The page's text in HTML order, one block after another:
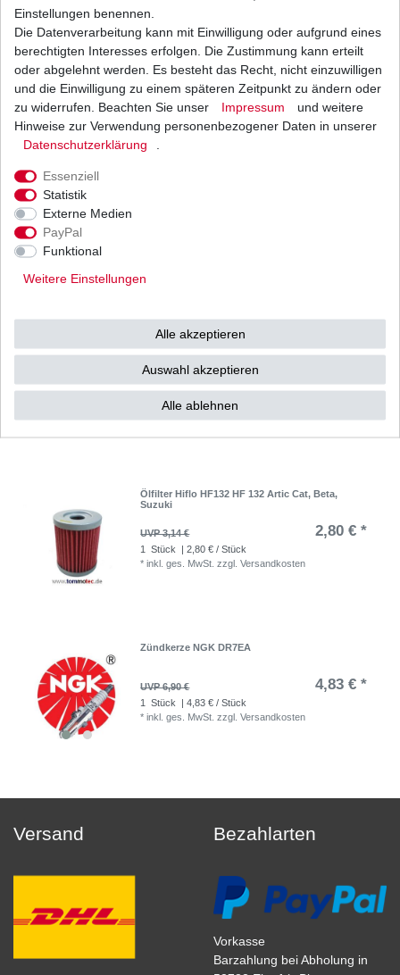
Bremsbeläge EBC für Arctic Cat zwischen 1998
- 2004 vorne und hinten
UVP 29,43 € 20,15 € *
1 Satz | 20,15 € / Satz
inkl. ges. MwSt. zzgl.
GEL Batterie YB14L-A2
inkl. ges. MwSt.zzgl.
Ölfilter Hiflo HF132 HF 132 Artic Cat, Beta,
Suzuki
UVP 3,14 € 2,80 € *
1 Stück
| 2,80 € / Stück
*inkl. ges. MwSt. zzgl.Versandkosten
Zündkerze NGK DR7EA
UVP 6,90 € 4,83 € *
1 Stück
| 4,83 € / Stück
*inkl. ges. MwSt. zzgl.Versandkosten
Versand Bezahlarten
Vorkasse
Barzahlung bei Abholung in
Einstellungen benennen.
Die Datenverarbeitung kann mit Einwilligung oder aufgrund eines
berechtigten Interesses erfolgen. Die Zustimmung kann erteilt
oder abgelehnt werden. Es besteht das Recht, nicht einzuwilligen
und die Einwilligung zu einem späteren Zeitpunkt zu ändern oder
zu widerrufen. Beachten Sie unser
Impressum
und weitere
Hinweise zur Verwendung personenbezogener Daten in unserer
Daten­schutz­erklärung
Essenziell
Statistik
Externe Medien
PayPal
Funktional
Weitere Einstellungen
Alle akzeptieren
Auswahl akzeptieren
Alle ablehnen